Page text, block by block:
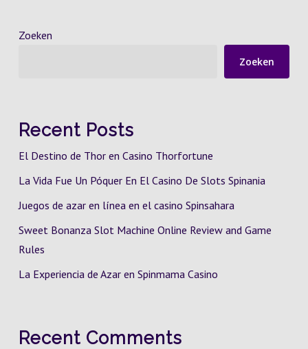
Zoeken
Zoeken
Recent Posts
El Destino de Thor en Casino Thorfortune
La Vida Fue Un Póquer En El Casino De Slots Spinania
Juegos de azar en línea en el casino Spinsahara
Sweet Bonanza Slot Machine Online Review and Game
Rules
La Experiencia de Azar en Spinmama Casino
Recent Comments